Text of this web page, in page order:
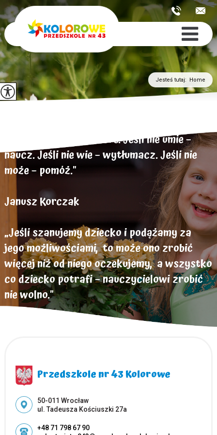
Jesteś tutaj: Home
„Dziecko chce być dobre. Jeśli nie umie –
naucz. Jeśli nie wie – wytłumacz. Jeśli nie
może – pomóż."
Janusz Korczak
„Jeśli szanujemy dziecko i podążamy za
jego możliwościami, to może ono zrobić
więcej niż od niego oczekujemy, a wszystko
co dziecko potrafi – nauczycielowi zrobić
nie wolno."
Helen Parkhurst
Przedszkole nr 43 Kolorowe
Adres pocztowy:
50-011 Wrocław
ul. Tadeusza Kościuszki 27a
+48 71 798 67 90